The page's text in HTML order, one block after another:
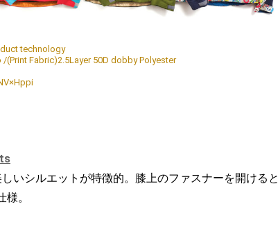
technology
(Print Fabric)2.5Layer 50D dobby Polyester
いシルエットが特徴的。膝上のファスナーを開けると
。